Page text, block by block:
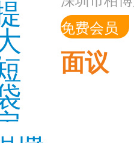
免费会员
面议